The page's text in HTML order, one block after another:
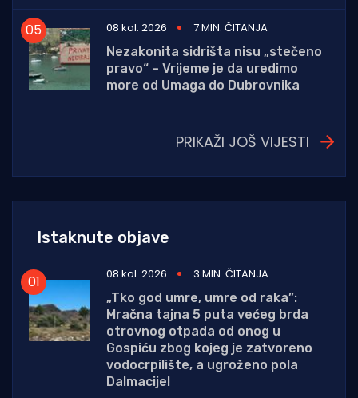
08 kol. 2026
7 MIN. ČITANJA
Nezakonita sidrišta nisu „stečeno
pravo“ – Vrijeme je da uredimo
more od Umaga do Dubrovnika
PRIKAŽI JOŠ VIJESTI
Istaknute objave
08 kol. 2026
3 MIN. ČITANJA
„Tko god umre, umre od raka”:
Mračna tajna 5 puta većeg brda
otrovnog otpada od onog u
Gospiću zbog kojeg je zatvoreno
vodocrpilište, a ugroženo pola
Dalmacije!